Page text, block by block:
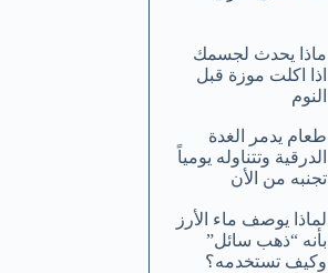
ماذا يحدث لجسمك
اذا اكلت موزة قبل
النوم
طعام يدمر الغدة
الدرقية وتتناوله يومياً
تجنبه من الأن
لماذا يوصف ماء الأرز
بأنه “ذهب سائل”
وكيف تستخدمه؟